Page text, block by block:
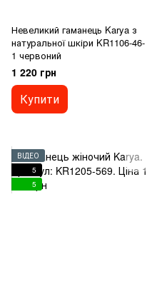
Невеликий гаманець Karya з
натуральної шкіри KR1106-46-
1 червоний
1 220 грн
Купити
ВІДЕО
5
5